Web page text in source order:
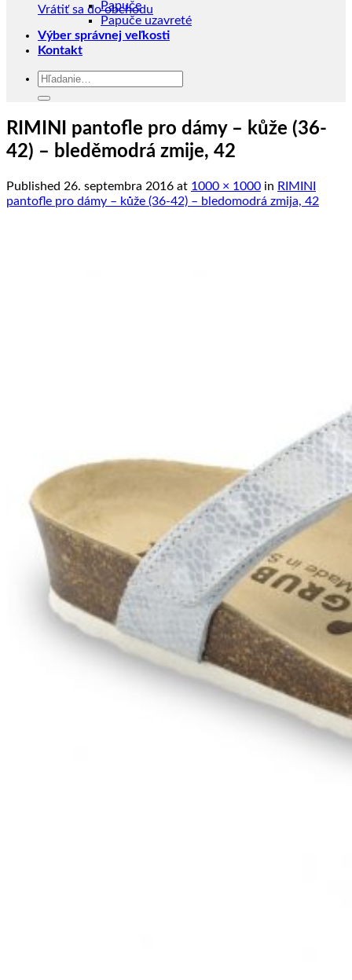
Vrátiť sa do obchodu
Papuče
Papuče uzavreté
Výber správnej veľkosti
Kontakt
Hľadať:
RIMINI pantofle pro dámy – kůže (36-
42) – bleděmodrá zmije, 42
Published 26. septembra 2016 at 1000 × 1000 in RIMINI
pantofle pro dámy – kůže (36-42) – bledomodrá zmija, 42